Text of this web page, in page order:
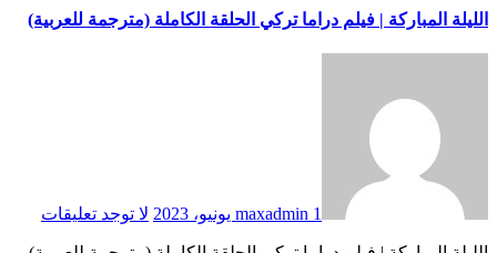
الليلة المباركة | فيلم دراما تركي الحلقة الكاملة (مترجمة للعربية)
maxadmin 1 يونيو، 2023 لا توجد تعليقات